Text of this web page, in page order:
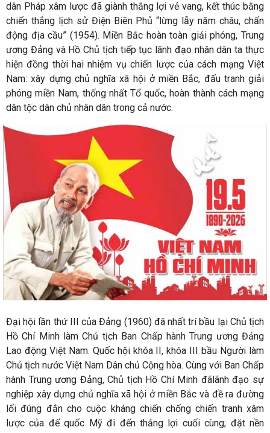
dân Pháp xâm lược đã giành thắng lợi vẻ vang, kết thúc bằng
chiến thắng lịch sử Điện Biên Phủ “lừng lẫy năm châu, chấn
động địa cầu” (1954). Miền Bắc hoàn toàn giải phóng, Trung
ương Đảng và Hồ Chủ tịch tiếp tục lãnh đạo nhân dân ta thực
hiện đồng thời hai nhiệm vụ chiến lược của cách mạng Việt
Nam: xây dựng chủ nghĩa xã hội ở miền Bắc, đấu tranh giải
phóng miền Nam, thống nhất Tổ quốc, hoàn thành cách mạng
dân tộc dân chủ nhân dân trong cả nước.
Đại hội lần thứ III của Đảng (1960) đã nhất trí bầu lại Chủ tịch
Hồ Chí Minh làm Chủ tịch Ban Chấp hành Trung ương Đảng
Lao động Việt Nam. Quốc hội khóa II, khóa III bầu Người làm
Chủ tịch nước Việt Nam Dân chủ Cộng hòa. Cùng với Ban Chấp
hành Trung ương Đảng, Chủ tịch Hồ Chí Minh đãlãnh đạo sự
nghiệp xây dựng chủ nghĩa xã hội ở miền Bắc và đề ra đường
lối đúng đắn cho cuộc kháng chiến chống chiến tranh xâm
lược của đế quốc Mỹ đi đến thắng lợi cuối cùng; đặt nền